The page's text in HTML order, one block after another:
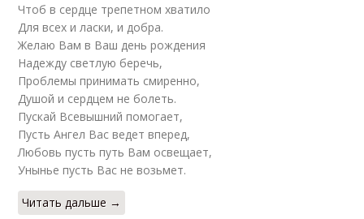
Чтоб в сердце трепетном хватило
Для всех и ласки, и добра.
Желаю Вам в Ваш день рождения
Надежду светлую беречь,
Проблемы принимать смиренно,
Душой и сердцем не болеть.
Пускай Всевышний помогает,
Пусть Ангел Вас ведет вперед,
Любовь пусть путь Вам освещает,
Унынье пусть Вас не возьмет.
Читать дальше →